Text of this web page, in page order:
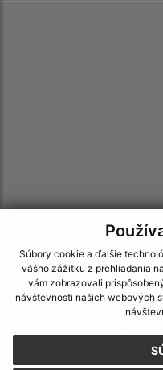
Súbory cookie a ďalšie
vášho zážitku z prehliadania
vám zobrazovali
návštevnosti našich webových